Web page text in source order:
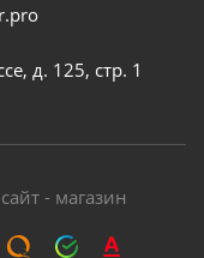
д. 125, стр. 1
- магазин